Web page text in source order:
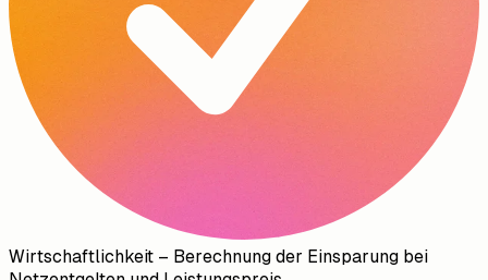
Wirtschaftlichkeit – Berechnung der Einsparung bei